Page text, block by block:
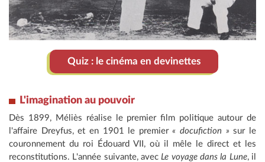
Quiz : le cinéma en devinettes
L'imagination au pouvoir
Dès 1899, Méliès réalise le premier film politique autour de
l'affaire Dreyfus, et en 1901 le premier« docufiction » sur le
couronnement du roi Édouard VII, où il mêle le direct et les
reconstitutions. L'année suivante, avec Le voyage dans la Lune, il